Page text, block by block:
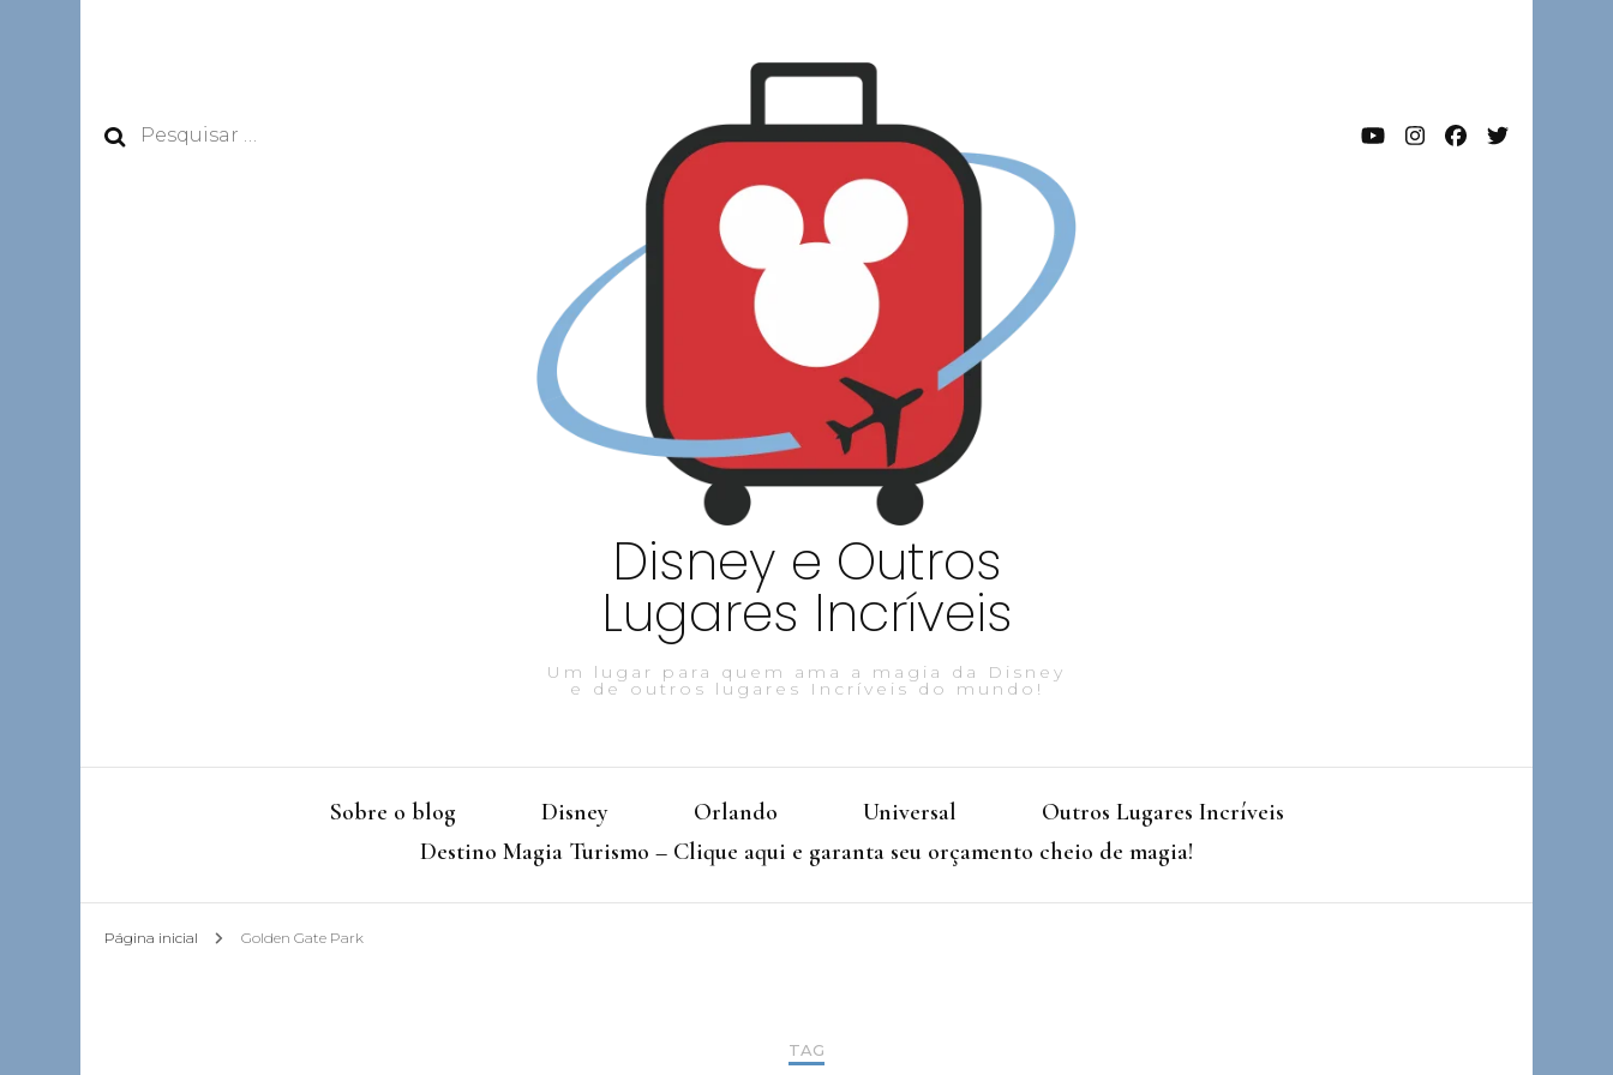
Pesquisar
Disney e Outros
Lugares Incríveis
Um lugar para quem ama a magia da Disney
e de outros lugares Incríveis do mundo!
Sobre o blog Disney Orlando Universal
Outros Lugares Incríveis
Destino Magia Turismo – Clique aqui e garanta seu orçamento cheio de magia!
Página inicial Golden Gate Park
TAG